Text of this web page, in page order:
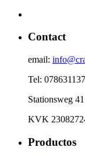
Contact
email:
Tel:
Stationsweg
KVK
Productos